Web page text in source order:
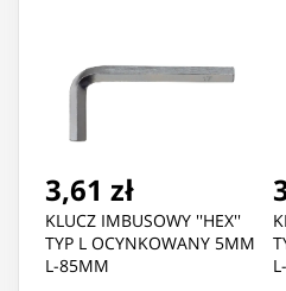
3,61 zł
KLUCZ IMBUSOWY ''HEX''
TYP L OCYNKOWANY 5MM
L-85MM